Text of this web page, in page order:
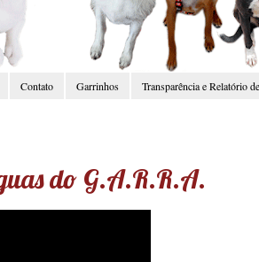
Contato Garrinhos Transparência e Relatório
do G.A.R.R.A.